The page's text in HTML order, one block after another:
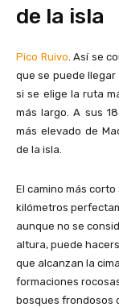
de la isla
Pico Ruivo . Así se
que se puede
si se elige la ruta
más largo. A sus
más elevado de
de la isla.
El camino más
kilómetros
aunque no se
altura, puede
que alcanzan la
formaciones
bosques frondosos